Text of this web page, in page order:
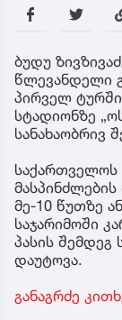
ბუდუ
წლევანდელი
პირველ ტურში
სტადიონზე
სანახაობრივ
საქართველოს
მე-10 წუთზე
საჯარიმოში
პასის შემდეგ
დაუტოვა.
განაგრძე